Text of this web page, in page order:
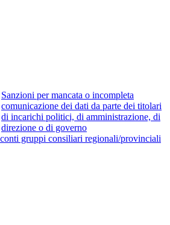
Sanzioni per mancata o incompleta
comunicazione dei dati da parte dei titolari
di incarichi politici, di amministrazione, di
direzione o di governo
gruppi consiliari regionali/provinciali